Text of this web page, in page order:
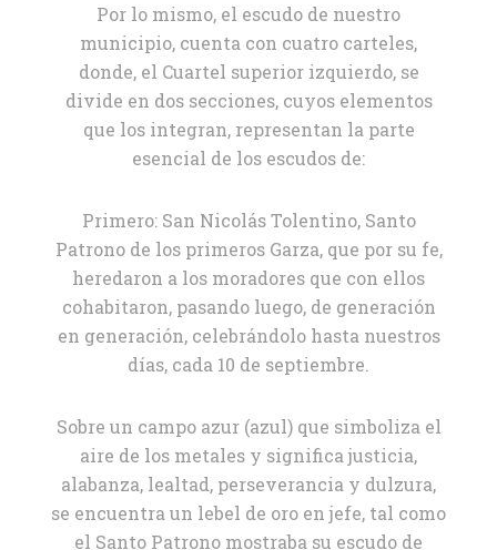
Por lo mismo, el escudo de nuestro
municipio, cuenta con cuatro carteles,
donde, el Cuartel superior izquierdo, se
divide en dos secciones, cuyos elementos
que los integran, representan la parte
esencial de los escudos de:
Primero: San Nicolás Tolentino, Santo
Patrono de los primeros Garza, que por su fe,
heredaron a los moradores que con ellos
cohabitaron, pasando luego, de generación
en generación, celebrándolo hasta nuestros
días, cada 10 de septiembre.
Sobre un campo azur (azul) que simboliza el
aire de los metales y significa justicia,
alabanza, lealtad, perseverancia y dulzura,
se encuentra un lebel de oro en jefe, tal como
el Santo Patrono mostraba su escudo de